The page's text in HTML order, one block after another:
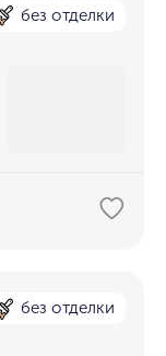
без отделки
без отделки